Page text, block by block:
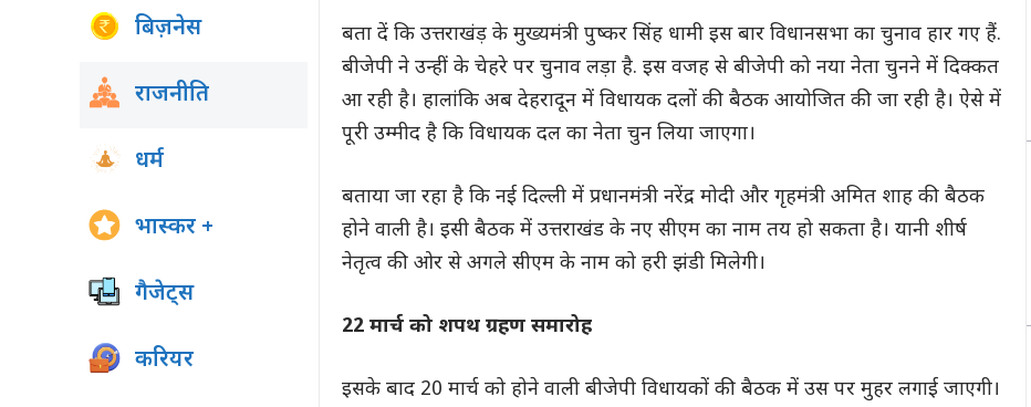
बता दें कि उत्तराखंड़ के मुख्यमंत्री पुष्कर सिंह धामी इस बार विधानसभा का चुनाव हार गए हैं.
बीजेपी ने उन्हीं के चेहरे पर चुनाव लड़ा है. इस वजह से बीजेपी को नया नेता चुनने में दिक्कत
आ रही है। हालांकि अब देहरादून में विधायक दलों की बैठक आयोजित की जा रही है। ऐसे में
पूरी उम्मीद है कि विधायक दल का नेता चुन लिया जाएगा।
बताया जा रहा है कि नई दिल्ली में प्रधानमंत्री नरेंद्र मोदी और गृहमंत्री अमित शाह की बैठक
होने वाली है। इसी बैठक में उत्तराखंड के नए सीएम का नाम तय हो सकता है। यानी शीर्ष
नेतृत्व की ओर से अगले सीएम के नाम को हरी झंडी मिलेगी।
22 मार्च को शपथ ग्रहण समारोह
इसके बाद 20 मार्च को होने वाली बीजेपी विधायकों की बैठक में उस पर मुहर लगाई जाएगी।
बिज़नेस
राजनीति
धर्म
भास्कर +
गैजेट्स
करियर